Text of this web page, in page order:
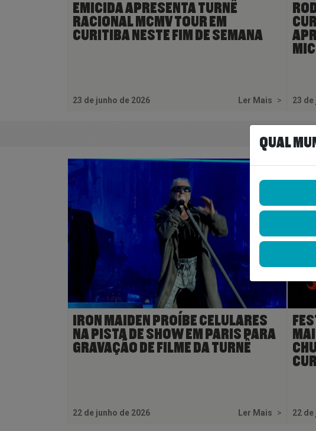
EMICIDA APRESENTA TURNÊ
RACIONAL MCMV TOUR EM
CURITIBA NESTE FIM DE SEMANA
23 de junho de 2026 Ler Mais > 23 de
IRON MAIDEN PROÍBE CELULARES
NA PISTA DE SHOW EM PARIS PARA
GRAVAÇÃO DE FILME DA TURNÊ
22 de junho de 2026 Ler Mais > 22 de
QUAL